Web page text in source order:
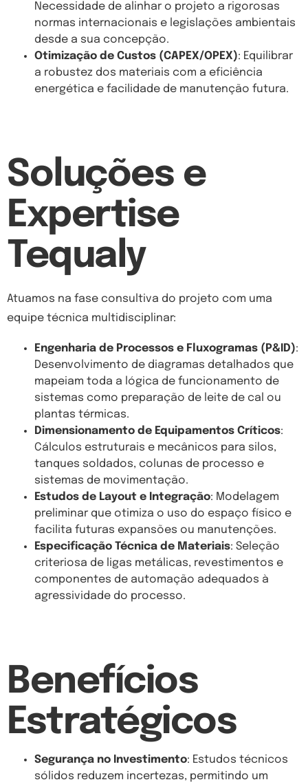
Necessidade de alinhar o projeto a rigorosas
normas internacionais e legislações ambientais
desde a sua concepção.
Otimização de Custos (CAPEX/OPEX): Equilibrar
a robustez dos materiais com a eficiência
energética e facilidade de manutenção futura.
Soluções e
Expertise
Tequaly
Atuamos na fase consultiva do projeto com uma
equipe técnica multidisciplinar:
Engenharia de Processos e Fluxogramas (P&ID):
Desenvolvimento de diagramas detalhados que
mapeiam toda a lógica de funcionamento de
sistemas como preparação de leite de cal ou
plantas térmicas.
Dimensionamento de Equipamentos Críticos:
Cálculos estruturais e mecânicos para silos,
tanques soldados, colunas de processo e
sistemas de movimentação.
Estudos de Layout e Integração: Modelagem
preliminar que otimiza o uso do espaço físico e
facilita futuras expansões ou manutenções.
Especificação Técnica de Materiais: Seleção
criteriosa de ligas metálicas, revestimentos e
componentes de automação adequados à
agressividade do processo.
Benefícios
Estratégicos
Segurança no Investimento: Estudos técnicos
sólidos reduzem incertezas, permitindo um